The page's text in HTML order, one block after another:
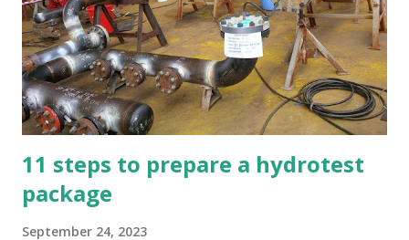
hàn Loại liên kết Vị trí hàn Đường kính/thickness Sản phẩm:
Plate hoặc Pipe Tiêu chí kiểm tra: Hình dạng ngoại quan mối
hàn (visual inspection) Kiểm tra phá hủy (des...
11 steps to prepare a hydrotest
package
September 24, 2023